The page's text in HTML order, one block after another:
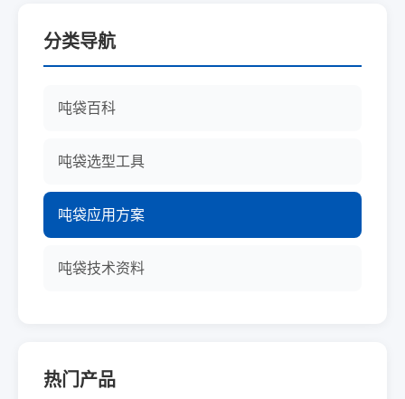
分类导航
吨袋百科
吨袋选型工具
吨袋应用方案
吨袋技术资料
热门产品